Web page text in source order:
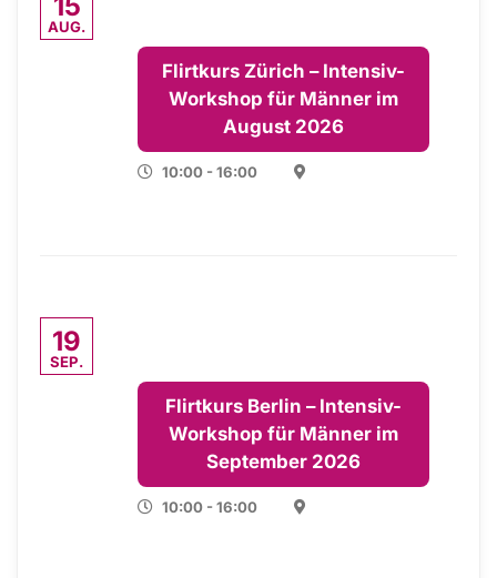
AUG.
Flirtkurs Zürich – Intensiv-
Workshop für Männer im
August 2026
10:00 - 16:00
19
SEP.
Flirtkurs Berlin – Intensiv-
Workshop für Männer im
September 2026
10:00 - 16:00